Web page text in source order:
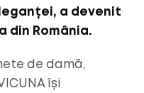
a devenit
din România.
de damă,
își